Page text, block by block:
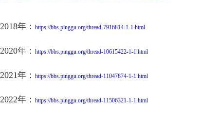
2018年： https://bbs.pinggu.org/thread-7916814-1-1.html
2020年： https://bbs.pinggu.org/thread-10615422-1-1.html
2021年： https://bbs.pinggu.org/thread-11047874-1-1.html
2022年： https://bbs.pinggu.org/thread-11506321-1-1.html